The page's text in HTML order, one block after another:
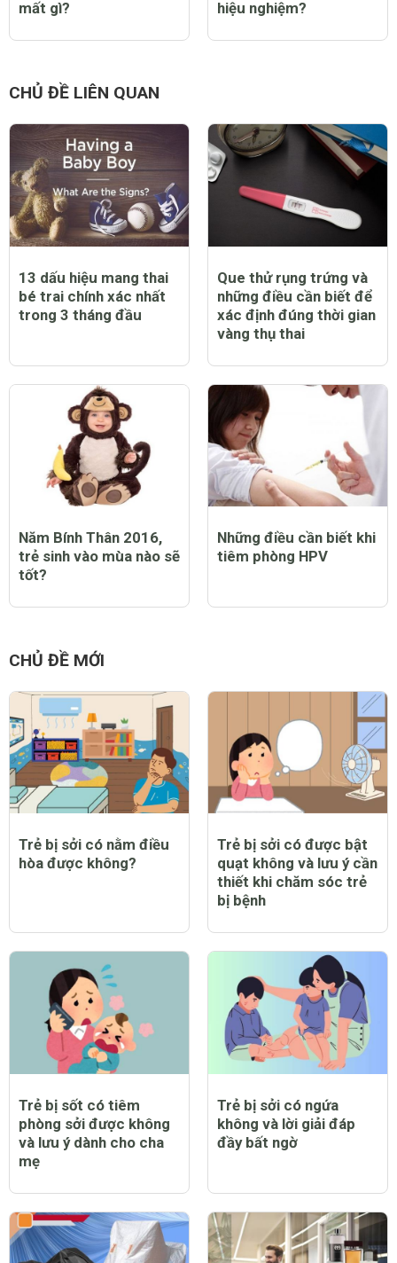
mất gì? hiệu nghiệm?
CHỦ ĐỀ LIÊN QUAN
13 dấu hiệu mang thai
bé trai chính xác nhất
trong 3 tháng đầu
Que thử rụng trứng và
những điều cần biết để
xác định đúng thời gian
vàng thụ thai
Năm Bính Thân 2016,
trẻ sinh vào mùa nào sẽ
tốt?
Những điều cần biết khi
tiêm phòng HPV
CHỦ ĐỀ MỚI
Trẻ bị sởi có nằm điều
hòa được không?
Trẻ bị sởi có được bật
quạt không và lưu ý cần
thiết khi chăm sóc trẻ
bị bệnh
Trẻ bị sốt có tiêm
phòng sởi được không
và lưu ý dành cho cha
mẹ
Trẻ bị sởi có ngứa
không và lời giải đáp
đầy bất ngờ